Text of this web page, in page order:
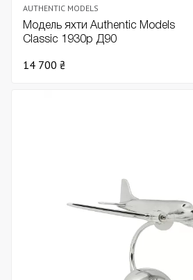
AUTHENTIC MODELS
Модель яхти Authentic Models
Classic 1930р Д90
14 700 ₴